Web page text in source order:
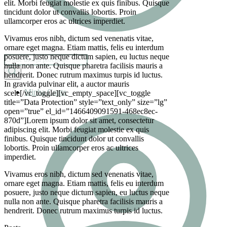
Pesquisar
produtos
Minha Conta
elit. Morbi feugiat molestie ex quis finibus. Quisque
tincidunt dolor ut convallis lobortis. Proin
ullamcorper eros ac ultrices imperdiet.
Vivamus eros nibh, dictum sed venenatis vitae,
ornare eget magna. Etiam mattis, felis eu interdum
posuere, justo neque dictum sapien, eu luctus neque
nulla non ante. Quisque pharetra facilisis mauris a
hendrerit. Donec rutrum maximus turpis id luctus.
In gravida pulvinar elit, a auctor mauris
scele[/vc_toggle][vc_empty_space][vc_toggle
title=”Data Protection” style=”text_only” size=”lg”
open=”true” el_id=”1466409091591-468ec8ec-
870d”]Lorem ipsum dolor sit amet, consectetur
adipiscing elit. Morbi feugiat molestie ex quis
finibus. Quisque tincidunt dolor ut convallis
lobortis. Proin ullamcorper eros ac ultrices
imperdiet.
Vivamus eros nibh, dictum sed venenatis vitae,
ornare eget magna. Etiam mattis, felis eu interdum
posuere, justo neque dictum sapien, eu luctus neque
nulla non ante. Quisque pharetra facilisis mauris a
hendrerit. Donec rutrum maximus turpis id luctus.